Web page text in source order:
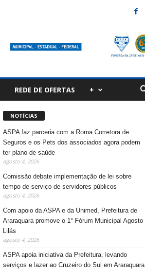
REDE DE OFERTAS +
NOTÍCIAS
ASPA faz parceria com a Roma Corretora de
Seguros e os Pets dos associados agora podem
ter plano de saúde
agosto 4, 2026
Comissão debate implementação de lei sobre
tempo de serviço de servidores públicos
agosto 4, 2026
Com apoio da ASPA e da Unimed, Prefeitura de
Araraquara promove o 1° Fórum Municipal Agosto
Lilás
agosto 4, 2026
ASPA apoia iniciativa da Prefeitura, levando
serviços e lazer ao Cruzeiro do Sul em Araraquara